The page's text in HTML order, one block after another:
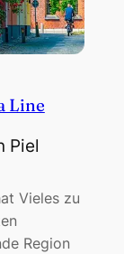
Line
Piel
Vieles zu
Region